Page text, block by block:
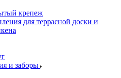
крепеж
для террасной доски и
и заборы